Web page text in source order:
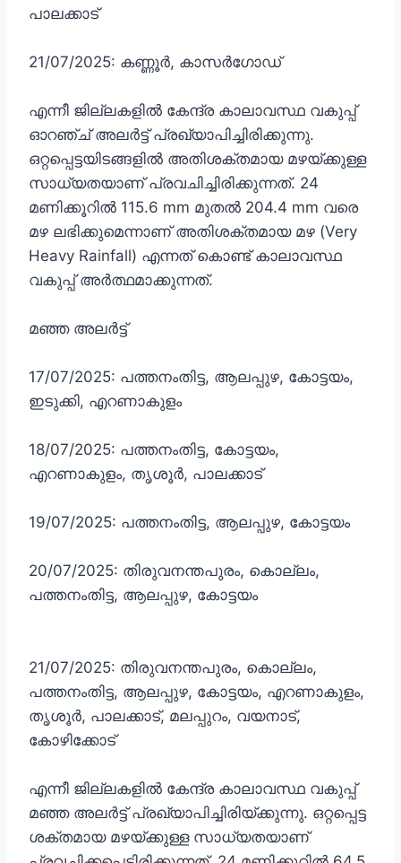
പാലക്കാട്
21/07/2025: കണ്ണൂർ, കാസർഗോഡ്
എന്നീ ജില്ലകളിൽ കേന്ദ്ര കാലാവസ്ഥ വകുപ്പ്
ഓറഞ്ച് അലർട്ട് പ്രഖ്യാപിച്ചിരിക്കുന്നു.
ഒറ്റപ്പെട്ടയിടങ്ങളിൽ അതിശക്തമായ മഴയ്ക്കുള്ള
സാധ്യതയാണ് പ്രവചിച്ചിരിക്കുന്നത്. 24
മണിക്കൂറിൽ 115.6 mm മുതൽ 204.4 mm വരെ
മഴ ലഭിക്കുമെന്നാണ് അതിശക്തമായ മഴ (Very
Heavy Rainfall) എന്നത് കൊണ്ട് കാലാവസ്ഥ
വകുപ്പ് അർത്ഥമാക്കുന്നത്.
മഞ്ഞ അലർട്ട്
17/07/2025: പത്തനംതിട്ട, ആലപ്പുഴ, കോട്ടയം,
ഇടുക്കി, എറണാകുളം
18/07/2025: പത്തനംതിട്ട, കോട്ടയം,
എറണാകുളം, തൃശൂർ, പാലക്കാട്
19/07/2025: പത്തനംതിട്ട, ആലപ്പുഴ, കോട്ടയം
20/07/2025: തിരുവനന്തപുരം, കൊല്ലം,
പത്തനംതിട്ട, ആലപ്പുഴ, കോട്ടയം
21/07/2025: തിരുവനന്തപുരം, കൊല്ലം,
പത്തനംതിട്ട, ആലപ്പുഴ, കോട്ടയം, എറണാകുളം,
തൃശൂർ, പാലക്കാട്, മലപ്പുറം, വയനാട്,
കോഴിക്കോട്
എന്നീ ജില്ലകളിൽ കേന്ദ്ര കാലാവസ്ഥ വകുപ്പ്
മഞ്ഞ അലർട്ട് പ്രഖ്യാപിച്ചിരിയ്ക്കുന്നു. ഒറ്റപ്പെട്ട
ശക്തമായ മഴയ്ക്കുള്ള സാധ്യതയാണ്